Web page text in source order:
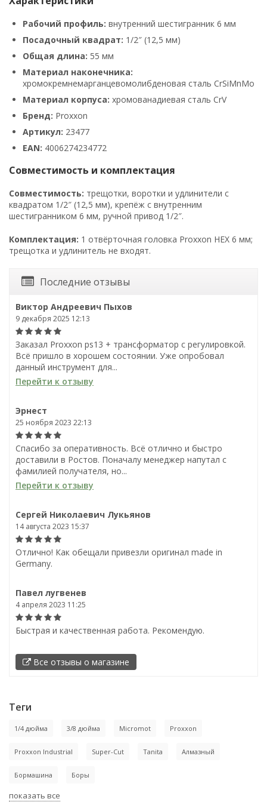
Рабочий профиль: внутренний шестигранник 6 мм
Посадочный квадрат: 1/2″ (12,5 мм)
Общая длина: 55 мм
Материал наконечника:
хромокремнемарганцевомолибденовая сталь CrSiMnMo
Материал корпуса: хромованадиевая сталь CrV
Бренд: Proxxon
Артикул: 23477
EAN: 4006274234772
Совместимость и комплектация
Совместимость: трещотки, воротки и удлинители с
квадратом 1/2″ (12,5 мм), крепёж с внутренним
шестигранником 6 мм, ручной привод 1/2″.
Комплектация: 1 отвёрточная головка Proxxon HEX 6 мм;
трещотка и удлинитель не входят.
Последние отзывы
Виктор Андреевич Пыхов
9 декабря 2025 12:13
Заказал Proxxon ps13 + трансформатор с регулировкой.
Всё пришло в хорошем состоянии. Уже опробовал
данный инструмент для...
Перейти к отзыву
Эрнест
25 ноября 2023 22:13
Спасибо за оперативность. Всё отлично и быстро
доставили в Ростов. Поначалу менеджер напутал с
фамилией получателя, но...
Перейти к отзыву
Сергей Николаевич Лукьянов
14 августа 2023 15:37
Отлично! Как обещали привезли оригинал made in
Germany.
Павел лугвенев
4 апреля 2023 11:25
Быстрая и качественная работа. Рекомендую.
Все отзывы о магазине
Теги
1/4 дюйма 3/8 дюйма Micromot Proxxon
Proxxon Industrial Super-Cut Tanita Алмазный
Бормашина Боры
показать все